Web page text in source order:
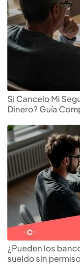
Si Cancelo Mi
Dinero? Guía
¿Pueden los
sueldo sin
personal